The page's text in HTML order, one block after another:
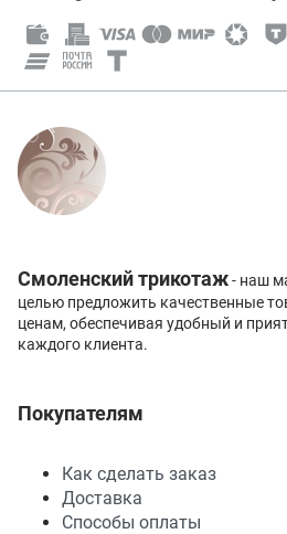
Смоленский трикотаж- наш
целью предложить качественные
ценам, обеспечивая удобный и
каждого клиента.
Покупателям
Как сделать заказ
Доставка
Способы оплаты